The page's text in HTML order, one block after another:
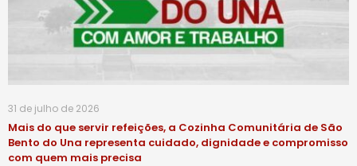
31 de julho de 2026
Mais do que servir refeições, a Cozinha Comunitária de São
Bento do Una representa cuidado, dignidade e compromisso
com quem mais precisa